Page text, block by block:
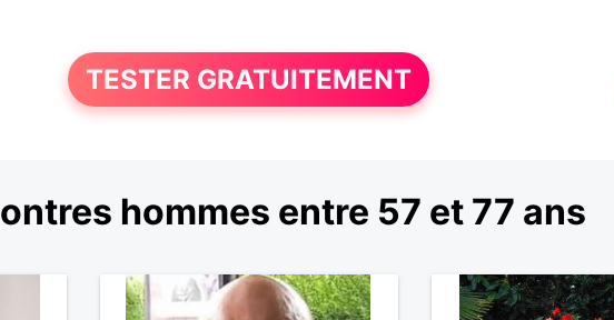
TESTER GRATUITEMENT
hommes entre 57 et 77 ans